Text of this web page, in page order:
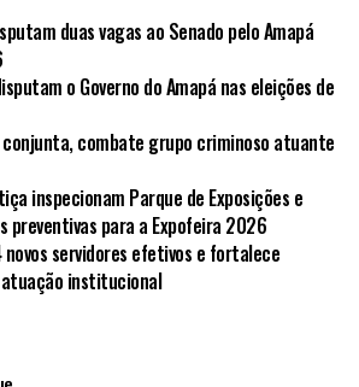
duas vagas ao Senado pelo Amapá
o Governo do Amapá nas eleições de
conjunta, combate grupo criminoso atuante
inspecionam Parque de Exposições e
preventivas para a Expofeira 2026
novos servidores efetivos e fortalece
institucional